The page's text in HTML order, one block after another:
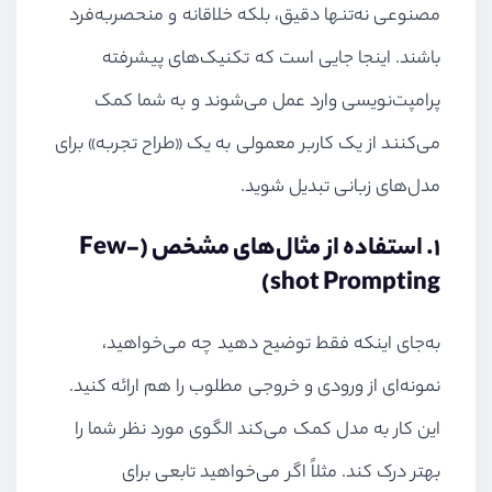
مصنوعی نه‌تنها دقیق، بلکه خلاقانه و منحصربه‌فرد
باشند. اینجا جایی است که تکنیک‌های پیشرفته
پرامپت‌نویسی وارد عمل می‌شوند و به شما کمک
می‌کنند از یک کاربر معمولی به یک «طراح تجربه» برای
مدل‌های زبانی تبدیل شوید.
۱. استفاده از مثال‌های مشخص (Few-
shot Prompting)
به‌جای اینکه فقط توضیح دهید چه می‌خواهید،
نمونه‌ای از ورودی و خروجی مطلوب را هم ارائه کنید.
این کار به مدل کمک می‌کند الگوی مورد نظر شما را
بهتر درک کند. مثلاً اگر می‌خواهید تابعی برای